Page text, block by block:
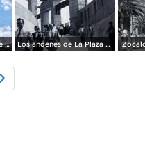
Un edificio por Paseo de La Reforma 1950 Los andenes de La Plaza de toros Ciudad de México 1950